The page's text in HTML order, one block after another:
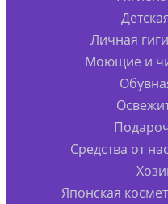
Личная
Моющие и
Средства от
Японская